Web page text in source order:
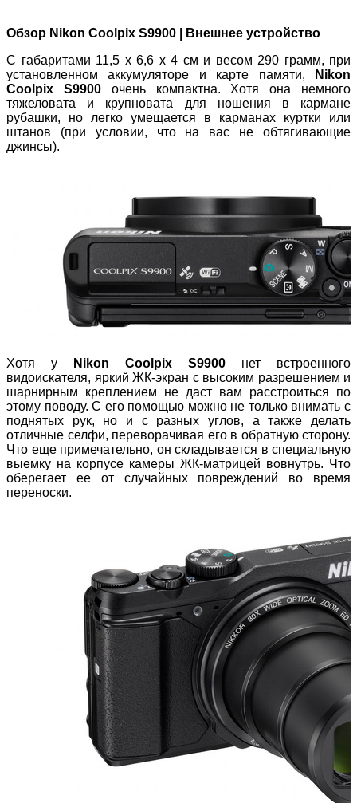
Обзор Nikon Coolpix S9900 | Внешнее устройство
С габаритами 11,5 х 6,6 х 4 см и весом 290 грамм, при
установленном аккумуляторе и карте памяти,
Nikon
Coolpix S9900очень компактна. Хотя она немного
тяжеловата и крупновата для ношения в кармане
рубашки, но легко умещается в карманах куртки или
штанов (при условии, что на вас не обтягивающие
джинсы).
Хотя у Nikon Coolpix S9900 нет встроенного
видоискателя, яркий ЖК-экран с высоким разрешением и
шарнирным креплением не даст вам расстроиться по
этому поводу. С его помощью можно не только внимать с
поднятых рук, но и с разных углов, а также делать
отличные селфи, переворачивая его в обратную сторону.
Что еще примечательно, он складывается в специальную
выемку на корпусе камеры ЖК-матрицей вовнутрь. Что
оберегает ее от случайных повреждений во время
переноски.